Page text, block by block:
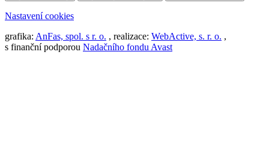
Nastavení cookies
grafika: AnFas, spol. s r. o. , realizace: WebActive, s. r. o. ,
s finanční podporou Nadačního fondu Avast